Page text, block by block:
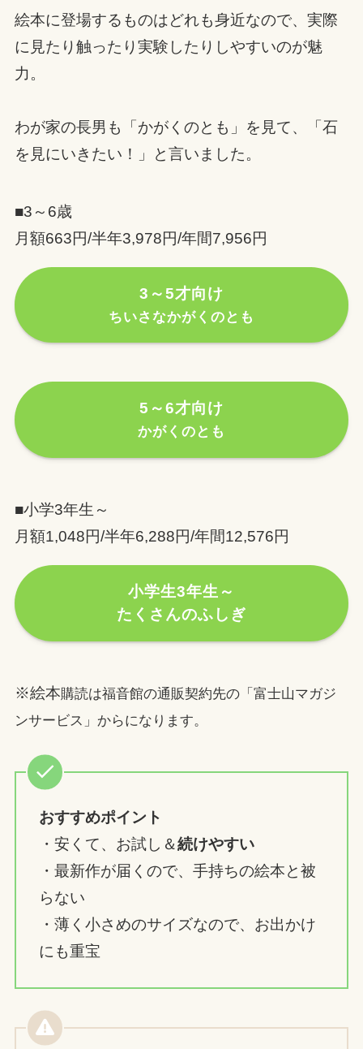
絵本に登場するものはどれも身近なので、実際
に見たり触ったり実験したりしやすいのが魅
力。
わが家の長男も「かがくのとも」を見て、「石
を見にいきたい！」と言いました。
■3～6歳
月額663円/半年3,978円/年間7,956円
3～5才向け
ちいさなかがくのとも
5～6才向け
かがくのとも
■小学3年生～
月額1,048円/半年6,288円/年間12,576円
小学生3年生～
たくさんのふしぎ
※絵本購読は福音館の通販契約先の「富士山マガジ
ンサービス」からになります。
おすすめポイント
・安くて、お試し＆続けやすい
・最新作が届くので、手持ちの絵本と被
らない
・薄く小さめのサイズなので、お出かけ
にも重宝